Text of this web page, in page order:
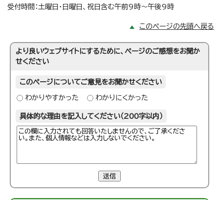
受付時間：土曜日・日曜日、祝日含む午前9時～午後9時
このページの先頭へ戻る
より良いウェブサイトにするために、ページのご感想をお聞か
せください
このページについてご意見をお聞かせください
わかりやすかった わかりにくかった
具体的な理由を記入してください（200字以内）
送信